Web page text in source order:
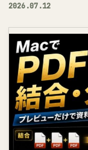
2026.07.12